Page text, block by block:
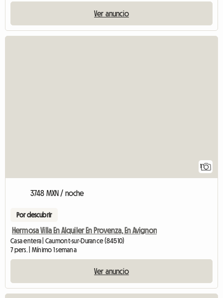
Ver anuncio
1
3748 MXN / noche
Por descubrir
Hermosa Villa En Alquiler En Provenza, En Avignon
Casa entera | Caumont-sur-Durance (84510)
7 pers. | Mínimo 1 semana
Ver anuncio